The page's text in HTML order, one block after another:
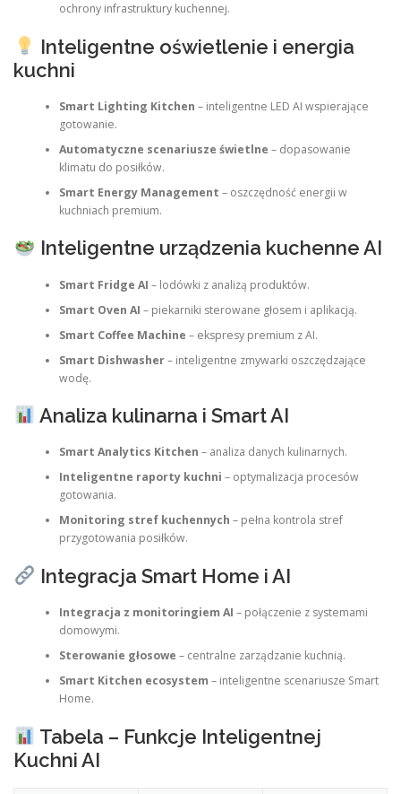
ochrony infrastruktury kuchennej.
Inteligentne oświetlenie i energia
kuchni
Smart Lighting Kitchen – inteligentne LED AI wspierające
gotowanie.
Automatyczne scenariusze świetlne – dopasowanie
klimatu do posiłków.
Smart Energy Management – oszczędność energii w
kuchniach premium.
Inteligentne urządzenia kuchenne AI
Smart Fridge AI – lodówki z analizą produktów.
Smart Oven AI – piekarniki sterowane głosem i aplikacją.
Smart Coffee Machine – ekspresy premium z AI.
Smart Dishwasher– inteligentne zmywarki oszczędzające
wodę.
Analiza kulinarna i Smart AI
Smart Analytics Kitchen – analiza danych kulinarnych.
Inteligentne raporty kuchni – optymalizacja procesów
gotowania.
Monitoring stref kuchennych – pełna kontrola stref
przygotowania posiłków.
Integracja Smart Home i AI
Integracja z monitoringiem AI – połączenie z systemami
domowymi.
Sterowanie głosowe – centralne zarządzanie kuchnią.
Smart Kitchen ecosystem – inteligentne scenariusze Smart
Home.
Tabela – Funkcje Inteligentnej
Kuchni AI